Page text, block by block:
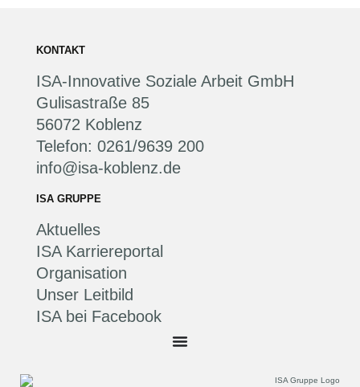
KONTAKT
ISA-Innovative Soziale Arbeit GmbH
Gulisastraße 85
56072 Koblenz
Telefon: 0261/9639 200
info@isa-koblenz.de
ISA GRUPPE
Aktuelles
ISA Karriereportal
Organisation
Unser Leitbild
ISA bei Facebook